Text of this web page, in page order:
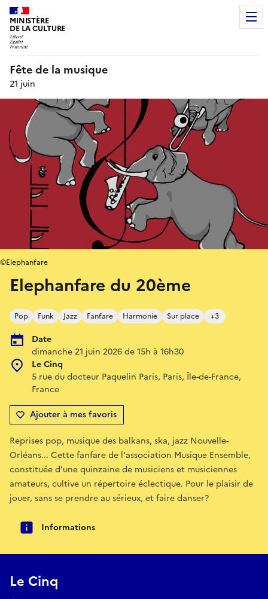
MINISTÈRE
DE LA CULTURE
Fête de la musique
21 juin
Elephanfare du 20ème
Pop Funk Jazz Fanfare Harmonie Sur place +3
Date
dimanche 21 juin 2026 de 15h à 16h30
Le Cinq
5 rue du docteur Paquelin Paris, Paris, Île-de-France,
France
Ajouter à mes favoris
©Elephanfare
Reprises pop, musique des balkans, ska, jazz Nouvelle-
Orléans... Cette fanfare de l'association Musique Ensemble,
constituée d'une quinzaine de musiciens et musiciennes
amateurs, cultive un répertoire éclectique. Pour le plaisir de
jouer, sans se prendre au sérieux, et faire danser?
Informations
Le Cinq